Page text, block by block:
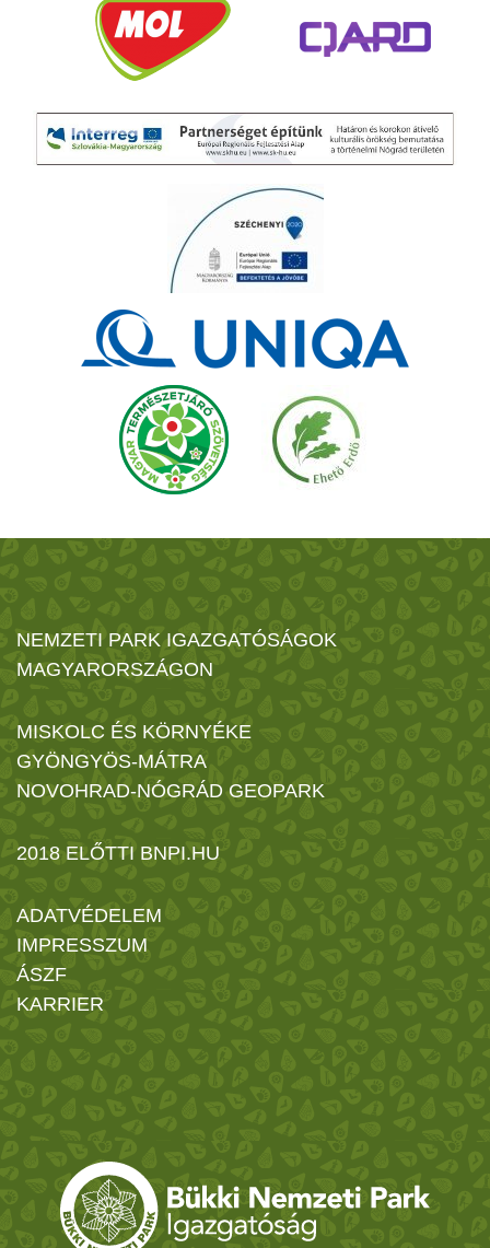
NEMZETI PARK IGAZGATÓSÁGOK
MAGYARORSZÁGON
MISKOLC ÉS KÖRNYÉKE
GYÖNGYÖS-MÁTRA
NOVOHRAD-NÓGRÁD GEOPARK
2018 ELŐTTI BNPI.HU
ADATVÉDELEM
IMPRESSZUM
ÁSZF
KARRIER